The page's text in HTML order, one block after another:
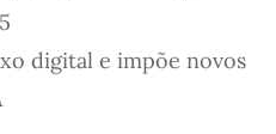
digital e impõe novos